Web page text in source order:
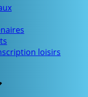
loisirs